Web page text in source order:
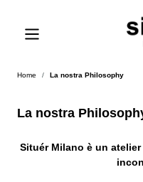
Home / La nostra Philosophy
La nostra
Situér Milano è un